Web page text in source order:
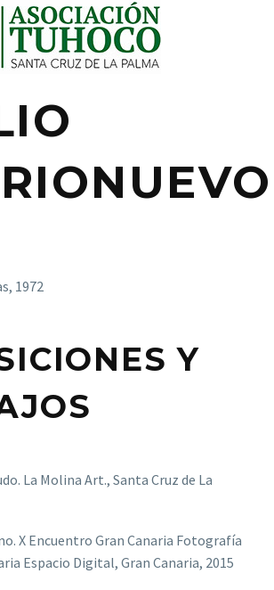
1972
Y
La Molina Art., Santa Cruz de La
X Encuentro Gran Canaria Fotografía
Espacio Digital, Gran Canaria, 2015